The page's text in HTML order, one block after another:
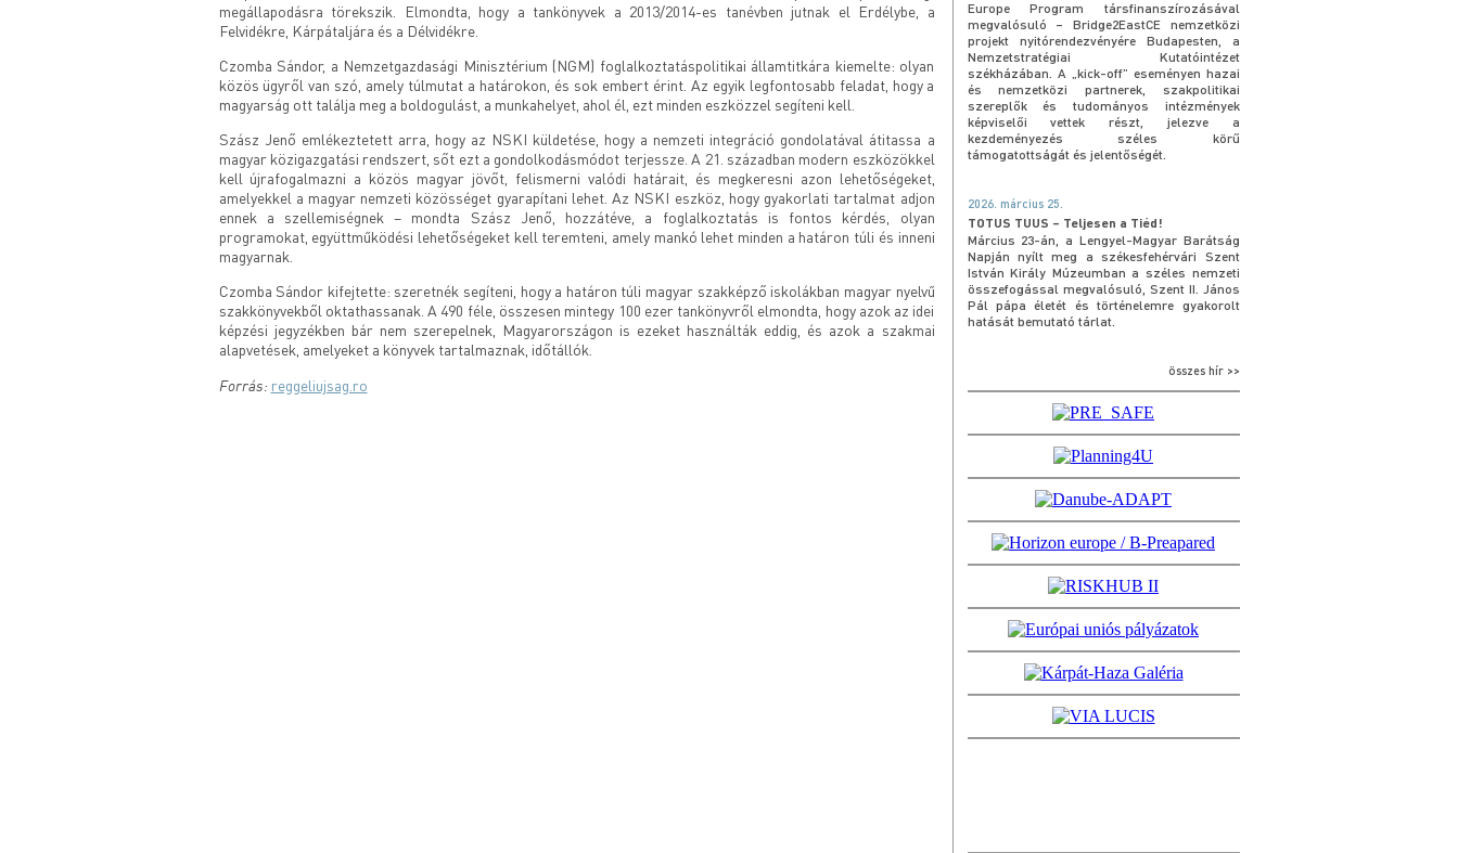
megállapodásra törekszik. Elmondta, hogy a tankönyvek a 2013/2014-es tanévben jutnak el Erdélybe, a
Felvidékre, Kárpátaljára és a Délvidékre.
Czomba Sándor, a Nemzetgazdasági Minisztérium (NGM) foglalkoztatáspolitikai államtitkára kiemelte: olyan
közös ügyről van szó, amely túlmutat a határokon, és sok embert érint. Az egyik legfontosabb feladat, hogy a
magyarság ott találja meg a boldogulást, a munkahelyet, ahol él, ezt minden eszközzel segíteni kell.
Szász Jenő emlékeztetett arra, hogy az NSKI küldetése, hogy a nemzeti integráció gondolatával átitassa a
magyar közigazgatási rendszert, sőt ezt a gondolkodásmódot terjessze. A 21. században modern eszközökkel
kell újrafogalmazni a közös magyar jövőt, felismerni valódi határait, és megkeresni azon lehetőségeket,
amelyekkel a magyar nemzeti közösséget gyarapítani lehet. Az NSKI eszköz, hogy gyakorlati tartalmat adjon
ennek a szellemiségnek – mondta Szász Jenő, hozzátéve, a foglalkoztatás is fontos kérdés, olyan
programokat, együttműködési lehetőségeket kell teremteni, amely mankó lehet minden a határon túli és inneni
magyarnak.
Czomba Sándor kifejtette: szeretnék segíteni, hogy a határon túli magyar szakképző iskolákban magyar nyelvű
szakkönyvekből oktathassanak. A 490 féle, összesen mintegy 100 ezer tankönyvről elmondta, hogy azok az idei
képzési jegyzékben bár nem szerepelnek, Magyarországon is ezeket használták eddig, és azok a szakmai
alapvetések, amelyeket a könyvek tartalmaznak, időtállók.
Forrás: reggeliujsag.ro
Europe Program társfinanszírozásával
megvalósuló – Bridge2EastCE nemzetközi
projekt nyitórendezvényére Budapesten, a
Nemzetstratégiai Kutatóintézet
székházában. A „kick-off” eseményen hazai
és nemzetközi partnerek, szakpolitikai
szereplők és tudományos intézmények
képviselői vettek részt, jelezve a
kezdeményezés széles körű
támogatottságát és jelentőségét.
2026. március 25.
TOTUS TUUS – Teljesen a Tiéd!
Március 23-án, a Lengyel-Magyar Barátság
Napján nyílt meg a székesfehérvári Szent
István Király Múzeumban a széles nemzeti
összefogással megvalósuló, Szent II. János
Pál pápa életét és történelemre gyakorolt
hatását bemutató tárlat.
összes hír >>